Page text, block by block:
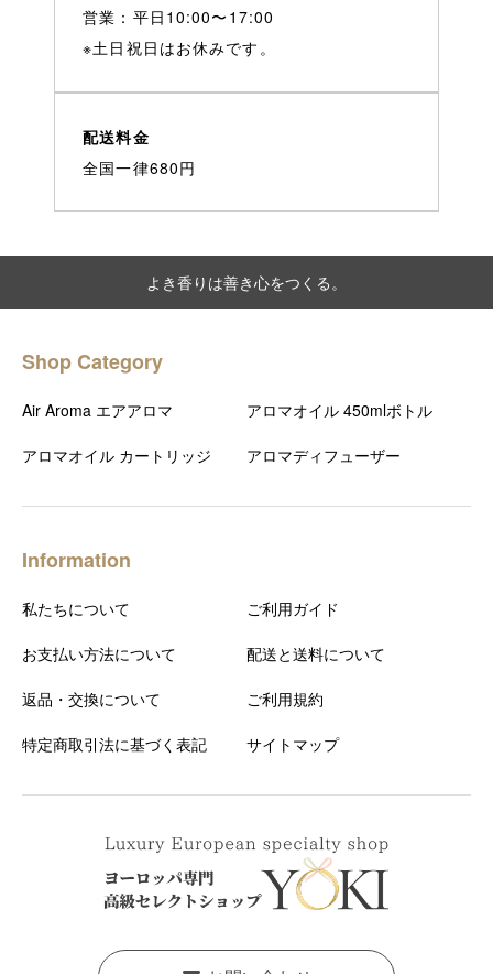
営業：平日10:00〜17:00
※土日祝日はお休みです。
配送料金
全国一律680円
よき香りは善き心をつくる。
Shop Category
Air Aroma エアアロマ アロマオイル 450mlボトル
アロマオイル カートリッジ アロマディフューザー
Information
私たちについて ご利用ガイド
お支払い方法について 配送と送料について
返品・交換について ご利用規約
特定商取引法に基づく表記 サイトマップ